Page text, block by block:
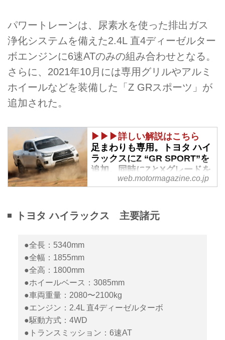
パワートレーンは、尿素水を使った排出ガス
浄化システムを備えた2.4L 直4ディーゼルター
ボエンジンに6速ATのみの組み合わせとなる。
さらに、2021年10月には専用グリルやアルミ
ホイールなどを装備した「Z GRスポーツ」が
追加された。
▶▶▶詳しい解説はこちら
足まわりも専用。トヨタ ハイ
ラックスにZ “GR SPORT”を
追加。同時にZとXグレードを
一部改良 - Webモーターマガ
アップトラック「ハイラックス」
web.motormagazine.co.jp
トヨタ ハイラックス 主要諸元
●全長：5340mm
●全幅：1855mm
●全高：1800mm
●ホイールベース：3085mm
●車両重量：2080〜2100kg
●エンジン：2.4L 直4ディーゼルターボ
●駆動方式：4WD
●トランスミッション：6速AT